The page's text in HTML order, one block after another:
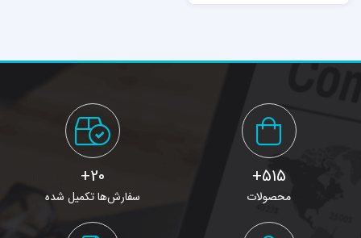
اقتصاد اعلام شد
515+
محصولات
20+
سفارش‌ها تکمیل شده